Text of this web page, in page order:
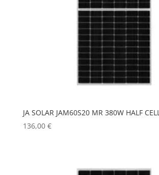
Contacto
Blog
JA SOLAR JAM60S20 MR 380W HALF CELL
136,00 €